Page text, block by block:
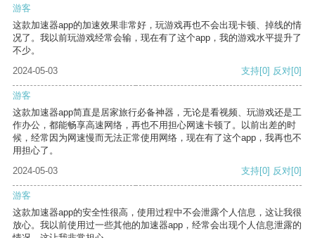
游客
这款加速器app的加速效果非常好，玩游戏再也不会出现卡顿、掉线的情
况了。我以前玩游戏经常会输，现在有了这个app，我的游戏水平提升了
不少。
2024-05-03
支持[0] 反对[0]
游客
这款加速器app简直是居家旅行必备神器，无论是看视频、玩游戏还是工
作办公，都能畅享高速网络，再也不用担心网速卡顿了。以前出差的时
候，经常因为网速慢而无法正常使用网络，现在有了这个app，我再也不
用担心了。
2024-05-03
支持[0] 反对[0]
游客
这款加速器app的安全性很高，使用过程中不会泄露个人信息，这让我很
放心。我以前使用过一些其他的加速器app，经常会出现个人信息泄露的